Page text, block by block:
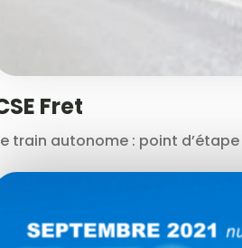
Fret
train autonome : point